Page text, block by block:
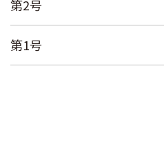
第2号
第1号